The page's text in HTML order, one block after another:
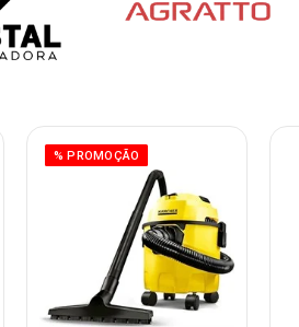
% PROMOÇÃO